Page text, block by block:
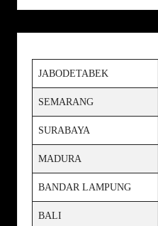
JABODETABEK
SEMARANG
SURABAYA
MADURA
BANDAR LAMPUNG
BALI